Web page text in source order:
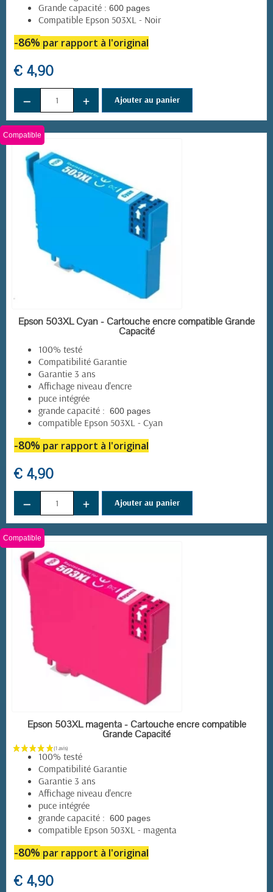
(4 avis)
(6 avis)
Grande capacité : 600 pages
Compatible Epson 503XL - Noir
-86% par rapport à l'original
€ 4,90
− + Ajouter au panier
EN STOCK
Compatible
Epson 503XL Cyan - Cartouche encre compatible Grande
Capacité
100% testé
Compatibilité Garantie
Garantie 3 ans
Affichage niveau d'encre
puce intégrée
grande capacité : 600 pages
compatible Epson 503XL - Cyan
-80% par rapport à l'original
€ 4,90
− + Ajouter au panier
EN STOCK
Compatible
Epson 503XL magenta - Cartouche encre compatible
Grande Capacité
100% testé
Compatibilité Garantie
Garantie 3 ans
Affichage niveau d'encre
puce intégrée
grande capacité : 600 pages
compatible Epson 503XL - magenta
-80% par rapport à l'original
€ 4,90